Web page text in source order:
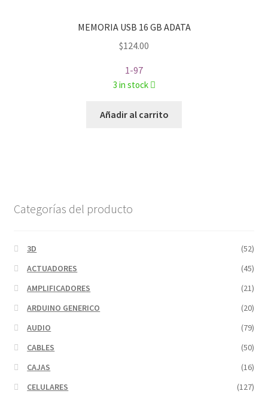
MEMORIA USB 16 GB ADATA
$124.00
1-97
3 in stock
Añadir al carrito
Categorías del producto
3D
(52)
ACTUADORES
(45)
AMPLIFICADORES
(21)
ARDUINO GENERICO
(20)
AUDIO
(79)
CABLES
(50)
CAJAS
(16)
CELULARES
(127)